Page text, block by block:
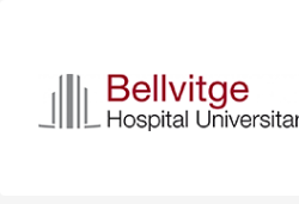
contingut